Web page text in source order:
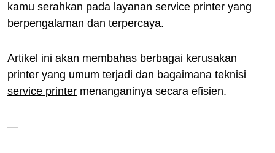
kamu serahkan pada layanan service printer yang
berpengalaman dan terpercaya.
Artikel ini akan membahas berbagai kerusakan
printer yang umum terjadi dan bagaimana teknisi
service printer menanganinya secara efisien.
—